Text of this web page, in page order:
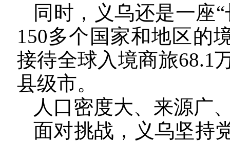
同时，义乌还是一座
150多个国家和地区的
接待全球入境商旅68.1
县级市。
人口密度大、来源广
面对挑战，义乌坚持